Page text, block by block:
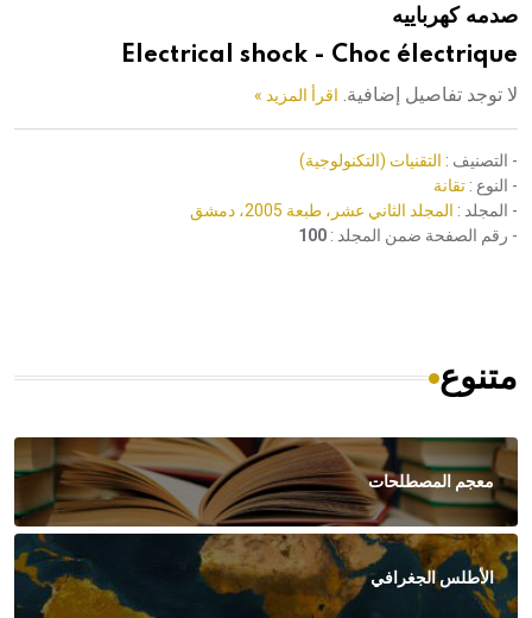
هيئة الموسوعة العربية تطلق موسوعات جديدة في عام 2026صدمه كهرباييه
Electrical shock - Choc électrique
لا توجد تفاصيل إضافية. اقرأ المزيد »
- التصنيف : التقنيات (التكنولوجية)
- النوع : تقانة
- المجلد : المجلد الثاني عشر، طبعة 2005، دمشق
- رقم الصفحة ضمن المجلد : 100
متنوع
معجم المصطلحات
الأطلس الجغرافي